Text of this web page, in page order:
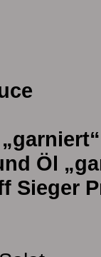
Öl
Sieger